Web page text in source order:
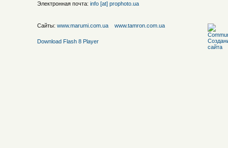
Электронная почта: info [at] prophoto.ua
Сайты: www.marumi.com.ua www.tamron.com.ua
Download Flash 8 Player